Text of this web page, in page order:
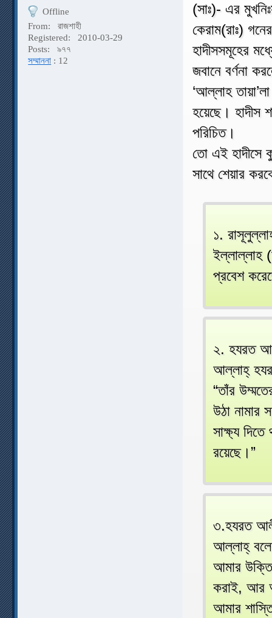
Offline
From:
রাজশাহী
Registered:
2010-03-29
Posts:
৯৭৭
সম্মাননা : 12
(সাঃ)- এর
কেরাম(রাঃ)
হাদীসসমূহের
জবানে বর্ণনা
‘আল্লাহ
হয়েছে। হাদীস
পরিচিত।
তো এই হাদীসে
সাথে শেয়ার
১.
ইল্লাল্লাহ
প্রবেশ
২. হযরত
আল্লাহ্‌
“তাঁর
উঠা নামার
সাক্ষ্য
রয়েছে।”
৩.হযরত
আল্লাহ্‌
আমার
করাই, আর
আমার